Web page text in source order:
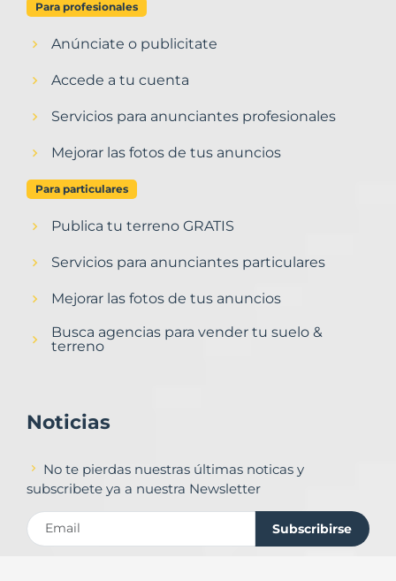
Para profesionales
Anúnciate o publicitate
Accede a tu cuenta
Servicios para anunciantes profesionales
Mejorar las fotos de tus anuncios
Para particulares
Publica tu terreno GRATIS
Servicios para anunciantes particulares
Mejorar las fotos de tus anuncios
Busca agencias para vender tu suelo &
terreno
Noticias
No te pierdas nuestras últimas noticas y
subscribete ya a nuestra Newsletter
Subscribirse